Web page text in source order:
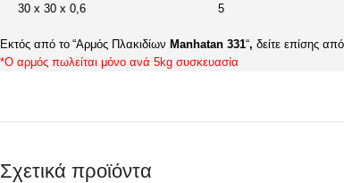
30 x 30 x 0,6 5 340 –
Εκτός από το “Αρμός Πλακιδίων Manhatan 331“, δείτε επίσης
*Ο αρμός πωλείται μόνο ανά 5kg συσκευασία
Σχετικά προϊόντα